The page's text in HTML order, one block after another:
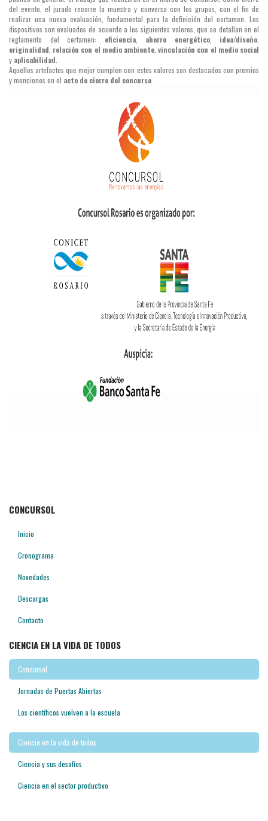
del evento, el jurado recorre la muestra y conversa con los grupos, con el fin de
realizar una nueva evaluación, fundamental para la definición del certamen. Los
dispositivos son evaluados de acuerdo a los siguientes valores, que se detallan en el
reglamento del certamen: eficiencia, ahorro energético, idea/diseño
originalidad relación con el medio ambiente ,vinculación con el medio social
y aplicabilidad
Aquellos artefactos que mejor cumplen con estos valores son destacados con premios
y menciones en el acto de cierre del concurso
CONCURSOL
Inicio
Cronograma
Novedades
Descargas
Contacto
CIENCIA EN LA VIDA DE TODOS
Concursol
Jornadas de Puertas Abiertas
Los científicos vuelven a la escuela
Ciencia en la vida de todos
Ciencia y sus desafíos
Ciencia en el sector productivo